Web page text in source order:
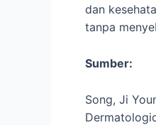
dan
tanpa
Sumber:
Song, Ji